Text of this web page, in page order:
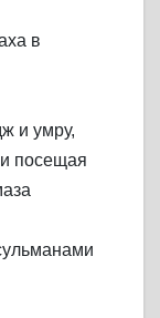
в
и умру,
посещая